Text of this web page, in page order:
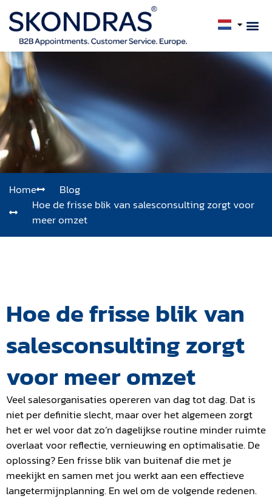
Home
Blog
Hoe de frisse blik van salesconsulting zorgt voor
meer omzet
Hoe de frisse blik van
salesconsulting zorgt
voor meer omzet
Veel salesorganisaties opereren van dag tot dag. Dat is
niet per definitie slecht, maar over het algemeen zorgt
het er wel voor dat zo’n dagelijkse routine minder ruimte
overlaat voor reflectie, vernieuwing en optimalisatie. De
oplossing? Een frisse blik van buitenaf die met je
meekijkt en samen met jou werkt aan een effectieve
langetermijnplanning. En wel om de volgende redenen.